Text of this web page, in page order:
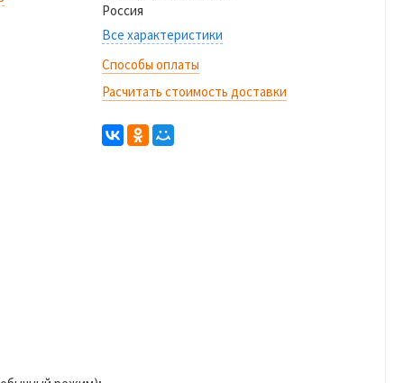
Россия
Все характеристики
Способы оплаты
Расчитать стоимость доставки